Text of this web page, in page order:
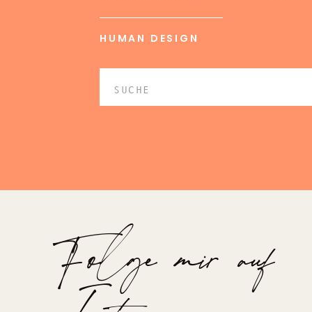
ihnen zu gefallen. Dass du dein Licht
Und da habe ich 3 Tipps für dich:
Sei dankbar für dich!
Nimm dir täglich mindestens 5
Search
HUMAN DESIGN
Folge mir auf